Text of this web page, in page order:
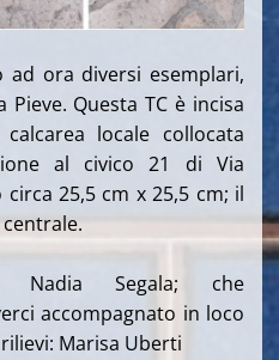
ora diversi esemplari,
Questa TC è incisa
locale collocata
al civico 21 di Via
25,5 cm x 25,5 cm; il
Nadia Segala; che
accompagnato in loco
Marisa Uberti